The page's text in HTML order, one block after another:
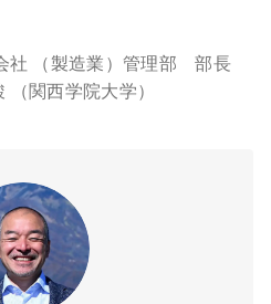
社 （製造業）管理部 部長
関西学院大学）